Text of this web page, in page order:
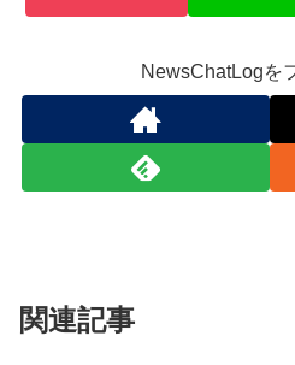
NewsChatLogを
関連記事